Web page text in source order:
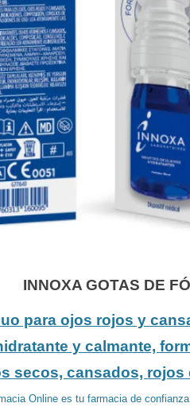
INNOXA GOTAS DE
para ojos rojos y
y calmante,
secos, cansados, rojos
Online es tu farmacia de